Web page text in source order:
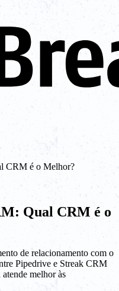
CRM é o Melhor?
Qual CRM é o
de relacionamento com o
Pipedrive e Streak CRM
melhor às